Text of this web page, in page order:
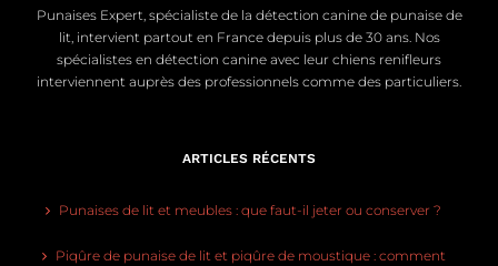
Punaises Expert, spécialiste de la détection canine de punaise de
lit, intervient partout en France depuis plus de 30 ans. Nos
spécialistes en détection canine avec leur chiens renifleurs
interviennent auprès des professionnels comme des particuliers.
ARTICLES RÉCENTS
Punaises de lit et meubles : que faut-il jeter ou conserver ?
Piqûre de punaise de lit et piqûre de moustique : comment